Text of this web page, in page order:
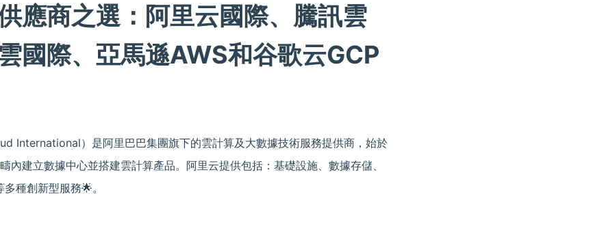
應商之選：阿里云國際、騰訊雲
國際、亞馬遜AWS和谷歌云GCP
International）是阿里巴巴集團旗下的雲計算及大數據技術服務提供商，始於
內建立數據中心並搭建雲計算產品。阿里云提供包括：基礎設施、數據存儲、
種創新型服務🌟。